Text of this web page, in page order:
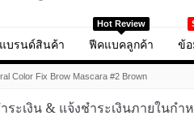
แบรนด์สินค้า
Hot Review
ฟีคแบคลูกค้า ข้
Color Fix Brow Mascara #2 Brown
ระเงิน & แจ้งชำระเงินภายในกำ